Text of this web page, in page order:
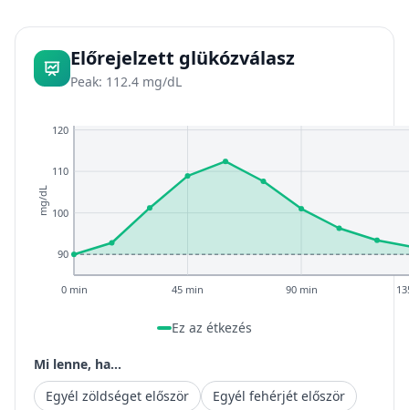
Előrejelzett glükózválasz
Peak: 112.4 mg/dL
90
100
110
120
0 min 45 min 90 min
mg/dL
Ez az étkezés
Mi lenne, ha...
Egyél zöldséget először
Egyél fehérjét először